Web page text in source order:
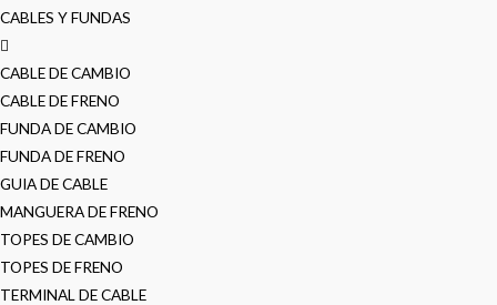
CABLES Y FUNDAS
CABLE DE CAMBIO
CABLE DE FRENO
FUNDA DE CAMBIO
FUNDA DE FRENO
GUIA DE CABLE
MANGUERA DE FRENO
TOPES DE CAMBIO
TOPES DE FRENO
TERMINAL DE CABLE